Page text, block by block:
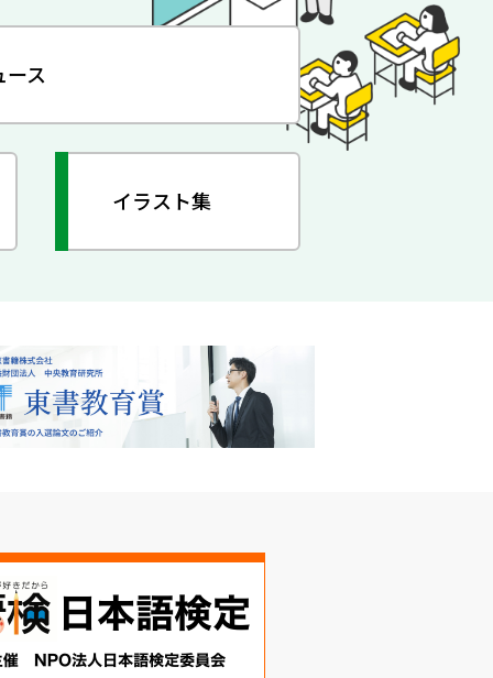
ース
イラスト集